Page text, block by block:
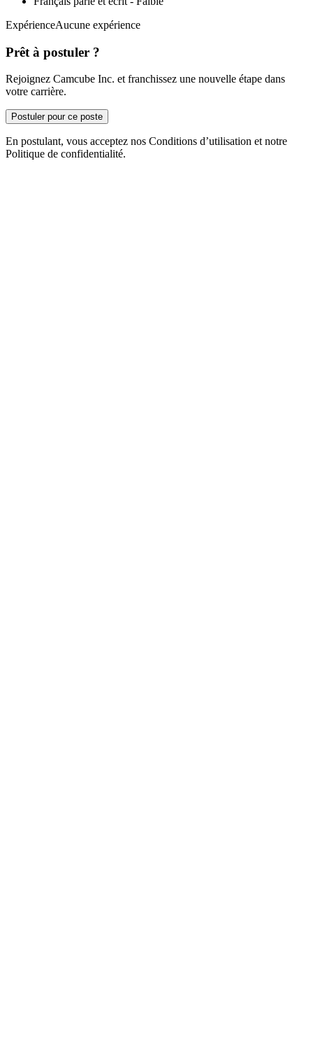
ExpérienceAucune expérience
Prêt à postuler ?
Rejoignez Camcube Inc. et franchissez une nouvelle étape dans
votre carrière.
Postuler pour ce poste
En postulant, vous acceptez nos Conditions d’utilisation et notre
Politique de confidentialité.